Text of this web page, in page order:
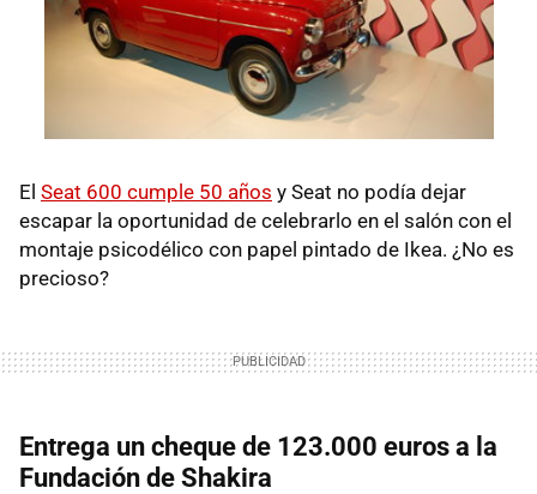
El Seat 600 cumple 50 años y Seat no podía dejar
escapar la oportunidad de celebrarlo en el salón con el
montaje psicodélico con papel pintado de Ikea. ¿No es
precioso?
Entrega un cheque de 123.000 euros a la
Fundación de Shakira